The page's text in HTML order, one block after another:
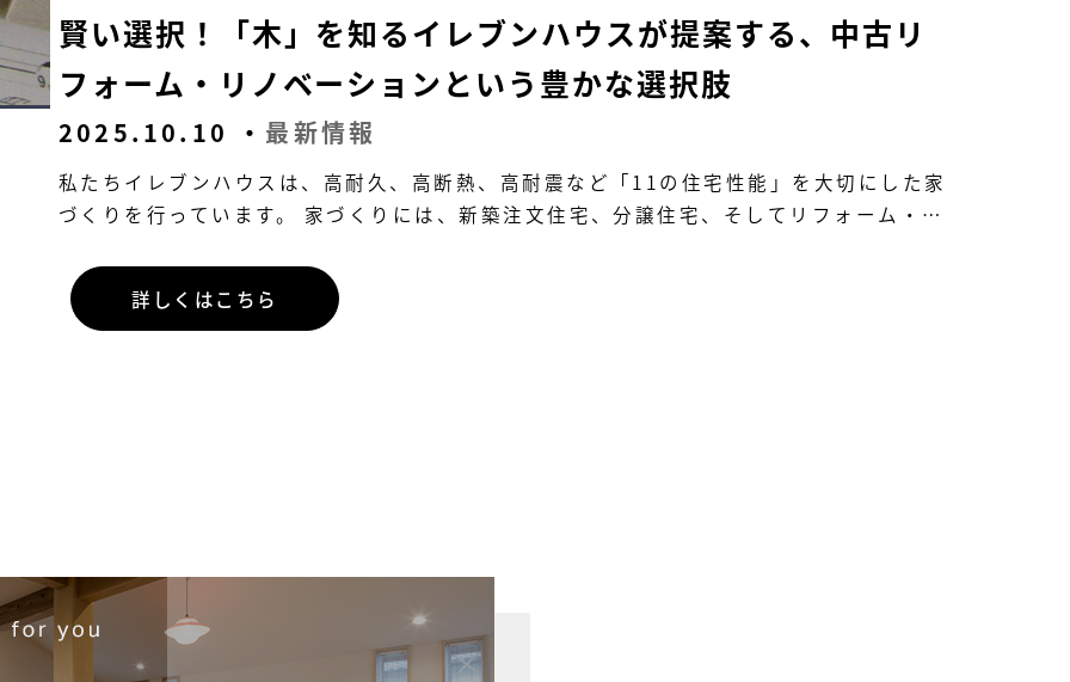
賢い選択！「木」を知るイレブンハウスが提案する、中古リ
フォーム・リノベーションという豊かな選択肢
2025.10.10 ・ 最新情報
私たちイレブンハウスは、高耐久、高断熱、高耐震など「11の住宅性能」を大切にした家
づくりを行っています。 家づくりには、新築注文住宅、分譲住宅、そしてリフォーム・…
詳しくはこちら